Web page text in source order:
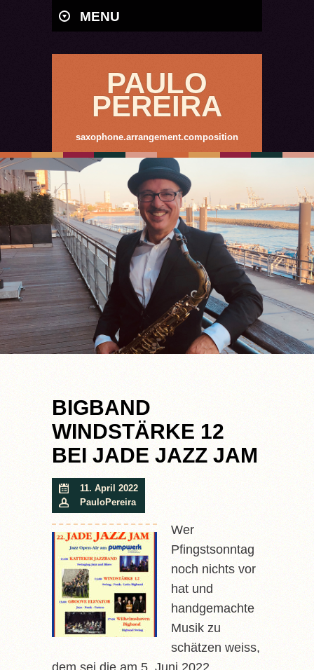
MENU
PAULO
PEREIRA
saxophone.arrangement.composition
BIGBAND
WINDSTÄRKE 12
BEI JADE JAZZ JAM
11. April 2022
PauloPereira
Wer
Pfingstsonntag
noch nichts vor
hat und
handgemachte
Musik zu
schätzen weiss,
dem sei die am 5. Juni 2022